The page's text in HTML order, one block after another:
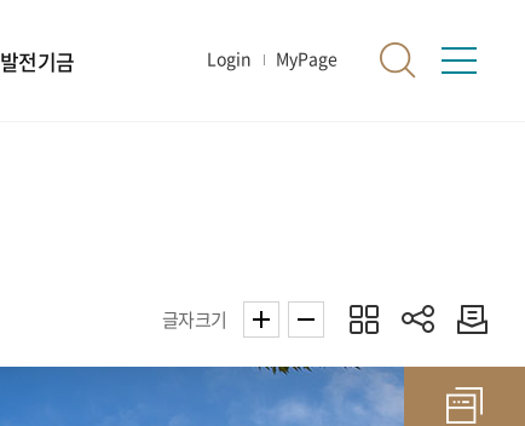
발전기금 Login MyPage
글자크기